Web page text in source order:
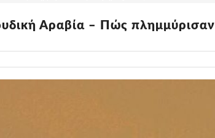
Αραβία – Πώς πλημμύρισαν